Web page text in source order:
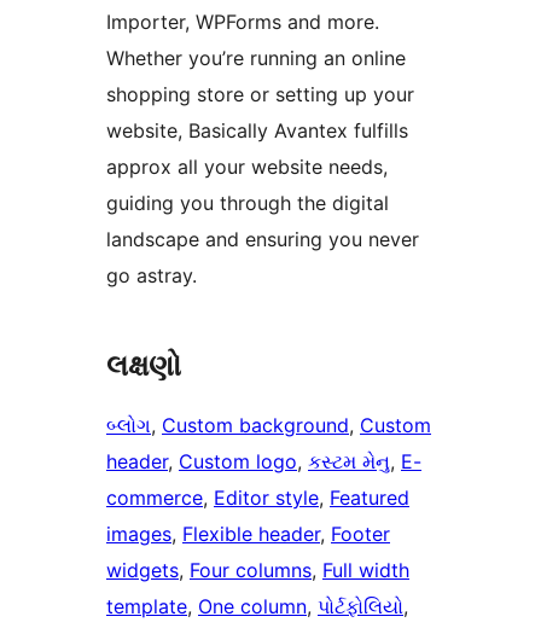
Importer, WPForms and more.
Whether you’re running an online
shopping store or setting up your
website, Basically Avantex fulfills
approx all your website needs,
guiding you through the digital
landscape and ensuring you never
go astray.
લક્ષણો
બ્લોગ, Custom background, Custom
header, Custom logo, કસ્ટમ મેનુ, E-
commerce, Editor style, Featured
images, Flexible header, Footer
widgets, Four columns, Full width
template, One column, પોર્ટફોલિયો